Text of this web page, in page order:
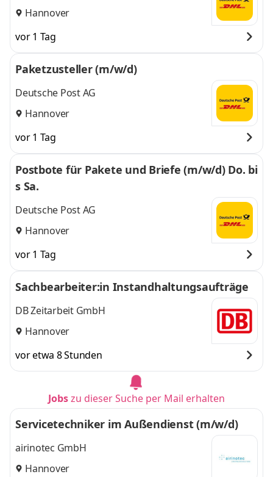
Hannover
vor 1 Tag
Paketzusteller (m/w/d)
Deutsche Post AG
Hannover
vor 1 Tag
Postbote für Pakete und Briefe (m/w/d) Do. bi
s Sa.
Deutsche Post AG
Hannover
vor 1 Tag
Sachbearbeiter:in Instandhaltungsaufträge
DB Zeitarbeit GmbH
Hannover
vor etwa 8 Stunden
Jobszu dieser Suche per Mail erhalten
Servicetechniker im Außendienst (m/w/d)
airinotec GmbH
Hannover